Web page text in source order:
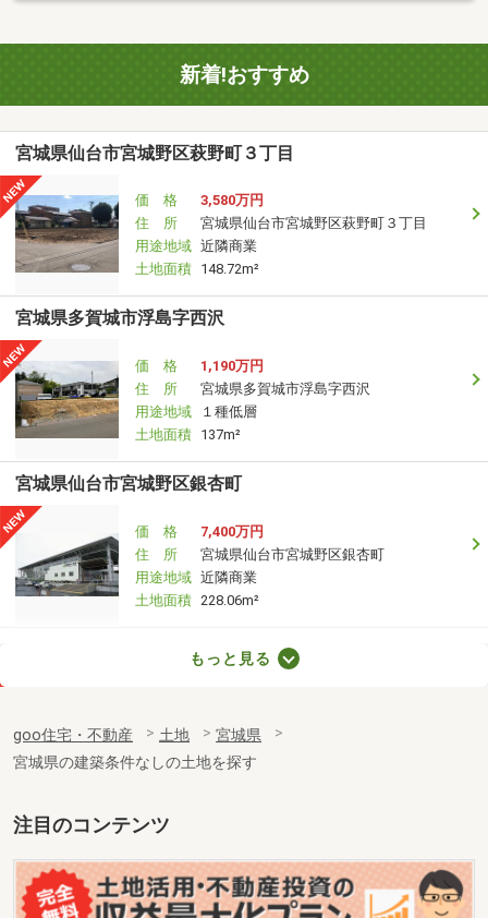
新着!おすすめ
宮城県仙台市宮城野区萩野町３丁目
価 格
3,580万円
住 所
宮城県仙台市宮城野区萩野町３丁目
用途地域 近隣商業
土地面積 148.72m²
宮城県多賀城市浮島字西沢
価 格
1,190万円
住 所
宮城県多賀城市浮島字西沢
用途地域
１種低層
土地面積 137m²
宮城県仙台市宮城野区銀杏町
価 格
7,400万円
住 所
宮城県仙台市宮城野区銀杏町
用途地域 近隣商業
土地面積 228.06m²
宮城県仙台市青葉区水の森３
用途地域
１種低層
土地面積 259.33m²
宮城県仙台市太白区八木山本町２丁目
価 格
3,070万円
住 所
宮城県仙台市太白区八木山本町２丁目
用途地域 １種低層
もっと見る
goo住宅・不動産 土地
宮城県
宮城県の建築条件なしの土地を探す
注目のコンテンツ